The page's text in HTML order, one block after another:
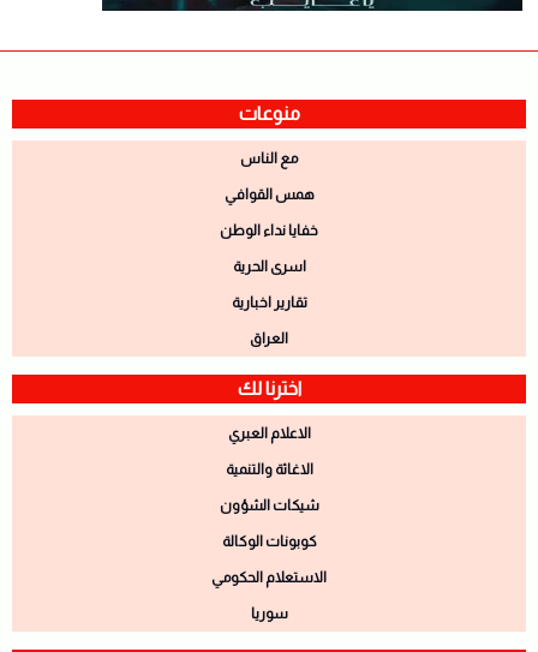
منوعات
مع الناس
همس القوافي
خفايا نداء الوطن
اسرى الحرية
تقارير اخبارية
العراق
اخترنا لك
الاعلام العبري
الاغاثة والتنمية
شيكات الشؤون
كوبونات الوكالة
الاستعلام الحكومي
سوريا